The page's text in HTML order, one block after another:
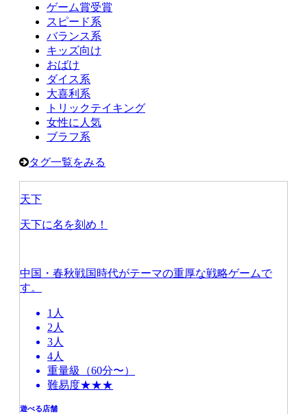
ゲーム賞受賞
スピード系
バランス系
キッズ向け
おばけ
ダイス系
大喜利系
トリックテイキング
女性に人気
ブラフ系
タグ一覧をみる
天下
天下に名を刻め！
中国・春秋戦国時代がテーマの重厚な戦略ゲームで
す。
1人
2人
3人
4人
重量級（60分〜）
難易度★★★
遊べる店舗